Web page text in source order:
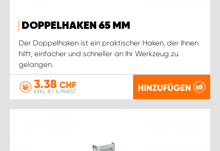
DOPPELHAKEN 65 MM
Der Doppelhaken ist ein praktischer Haken, der Ihnen
hilft, einfacher und schneller an Ihr Werkzeug zu
gelangen.
3.38 CHF
EXKL. 8.1 % MWST. HINZUFÜGEN